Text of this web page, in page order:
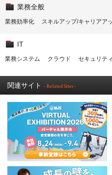
業務全般
業務効率化 スキルアップ/キャリアア
IT
業務システム クラウド セキュリティ
関連サイト - Related Sites -